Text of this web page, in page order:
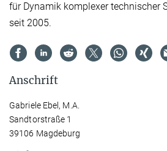
für Dynamik komplexer technischer
seit 2005.
Anschrift
Gabriele Ebel, M.A.
Sandtorstraße 1
39106 Magdeburg